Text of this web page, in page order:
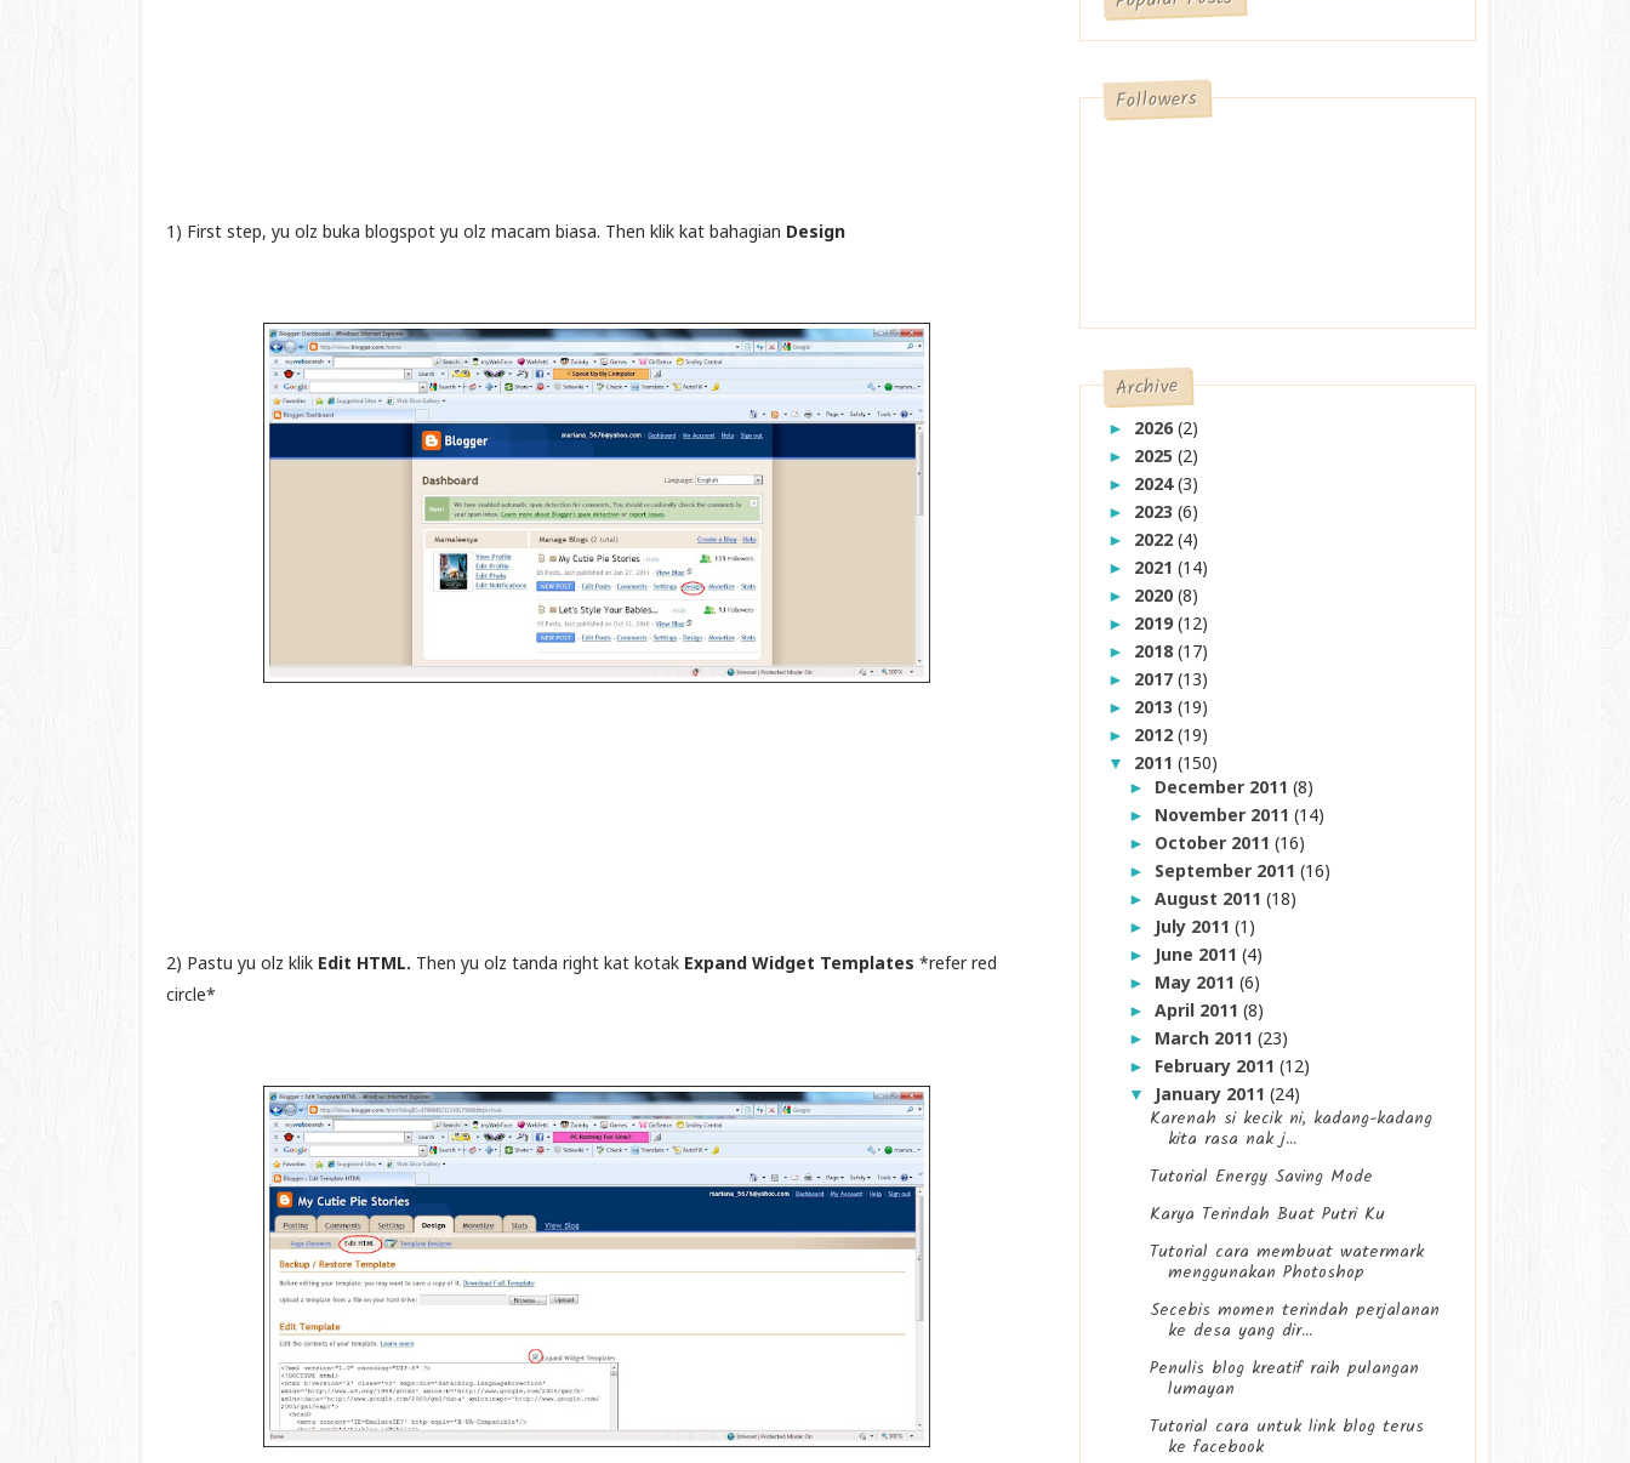
1) First step, yu olz buka blogspot yu olz macam biasa. Then klik kat bahagian Design
2) Pastu yu olz klik Edit HTML. Then yu olz tanda right kat kotak Expand Widget Templates *refer red
circle*
Followers
Archive
► 2026(2)
► 2025(2)
► 2024(3)
► 2023(6)
► 2022(4)
► 2021(14)
► 2020(8)
► 2019(12)
► 2018(17)
► 2017(13)
► 2013(19)
► 2012(19)
▼ 2011(150)
► December 2011(8)
► November 2011(14)
► October 2011(16)
► September 2011(16)
►August 2011(18)
► July 2011(1)
► June 2011(4)
► May 2011(6)
►April 2011(8)
► March 2011(23)
► February 2011(12)
▼ January 2011(24)
Karenah si kecik ni, kadang-kadang
kita rasa nak j...
Tutorial Energy Saving Mode
Karya Terindah Buat Putri Ku
Tutorial cara membuat watermark
menggunakan Photoshop
Secebis momen terindah perjalanan
ke desa yang dir...
Penulis blog kreatif raih pulangan
lumayan
Tutorial cara untuk link blog terus
ke facebook